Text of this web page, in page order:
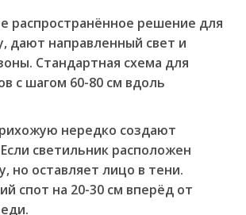
распространённое решение для
дают направленный свет и
Стандартная схема для
с шагом 60-80 см вдоль
нередко создают
светильник расположен
но оставляет лицо в тени.
спот на 20-30 см вперёд от